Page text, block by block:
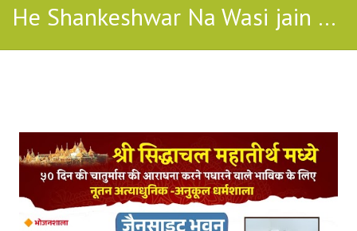
He Shankeshwar Na Wasi jain songs